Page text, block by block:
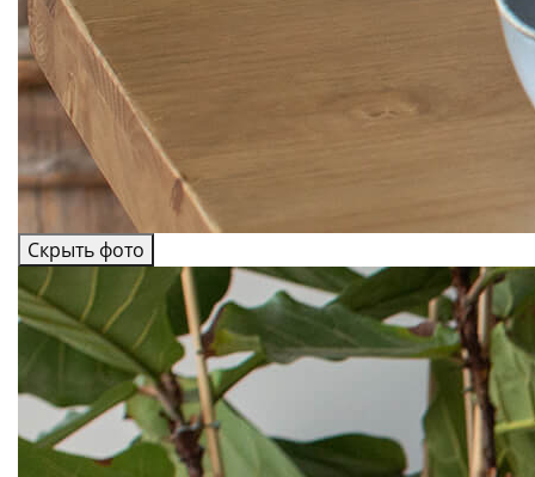
Скрыть фото